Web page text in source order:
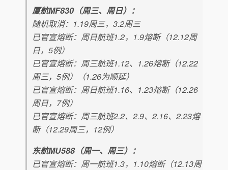
厦航MF830（周三、周日）：
随机取消：1.19周三，3.2周三
已官宣熔断：周日航班1.2，1.9熔断（12.12周
日，5例）
已官宣熔断：周三航班1.12、1.26熔断（12.22
周三，5例）（1.26为顺延）
已官宣熔断：周日航班1.16、1.23熔断（12.26
周日，7例）
已官宣熔断：周三航班2.2、2.9、2.16、2.23熔
断（12.29周三，12例）
东航MU588（周一、周三）：
已官宣熔断：周一航班1.3，1.10熔断（12.13周